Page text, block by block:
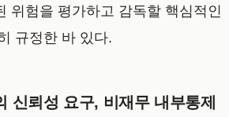
위험을 평가하고 감독할 핵심적인
규정한 바 있다.
신뢰성 요구, 비재무 내부통제